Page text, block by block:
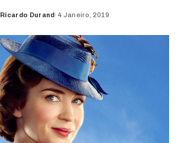
Posted
Ricardo Durand 4 Janeiro, 2019